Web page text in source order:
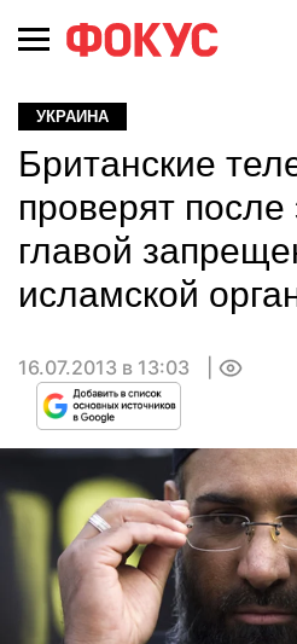
УКРАИНА
Британские
проверят
главой
исламской
16.07.2013 в 13:03